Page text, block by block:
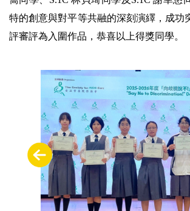
特的創意與對平等共融的深刻演繹，成功
評審評為入圍作品，恭喜以上得獎同學。